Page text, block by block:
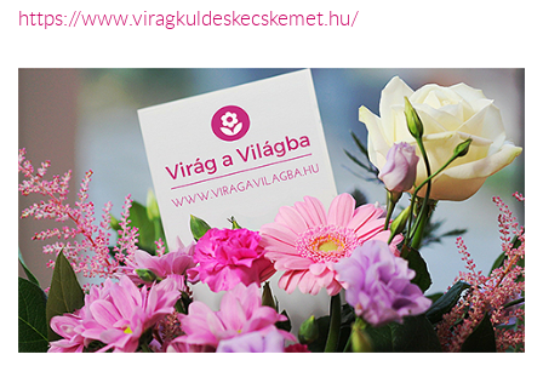
https://www.viragkuldeskecskemet.hu/